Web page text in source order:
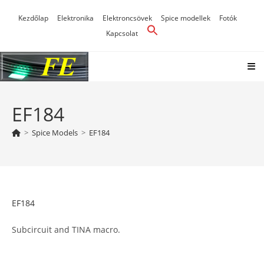
Kezdőlap Elektronika Elektroncsövek Spice modellek
Fotók
Kapcsolat
EF184
> Spice Models > EF184
EF184
Subcircuit and TINA macro.